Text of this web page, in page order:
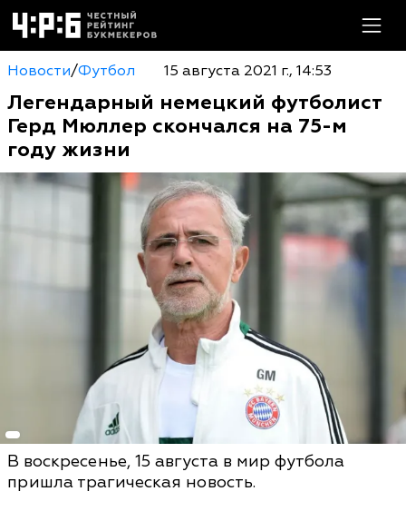
Новости/Футбол 15 августа 2021 г., 14:53
Легендарный немецкий футболист
Герд Мюллер скончался на 75-м
году жизни
В воскресенье, 15 августа в мир футбола
пришла трагическая новость.